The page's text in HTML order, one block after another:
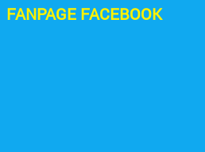
FANPAGE FACEBOOK